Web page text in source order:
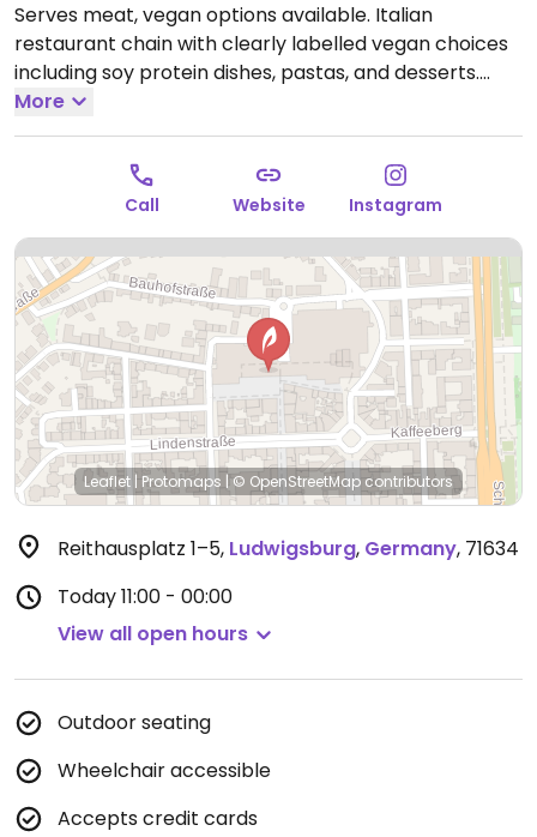
Serves meat, vegan options available. Italian
restaurant chain with clearly labelled vegan choices
including soy protein dishes, pastas, and desserts.
Open Mon-Thu 11:00-23:00, Fri-Sat 11:00-00:00, Sun
11:30-23:00.
More
Call Website Instagram
Leaflet | Protomaps | © OpenStreetMapcontributors
Reithausplatz 1–5, Ludwigsburg, Germany, 71634
Today11:00 - 00:00
View all open hours
Outdoor seating
Wheelchair accessible
Accepts credit cards